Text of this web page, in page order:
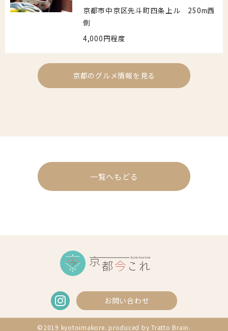
京都市中京区先斗町四条上ル 250m西
側
4,000円程度
京都のグルメ情報を見る
一覧へもどる
お問い合わせ
©2019 kyotoimakore. produced byTratto Brain.